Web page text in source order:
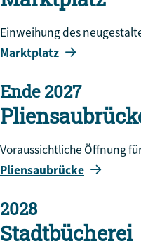
Einweihung des
Marktplatz
Ende 2027
Voraussichtliche Öffnung
Pliensaubrücke
2028
Stadtbücherei